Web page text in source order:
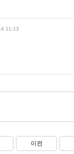
11:13
이전